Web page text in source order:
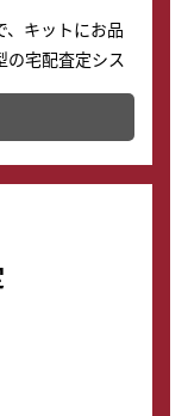
、キットにお品
の宅配査定シス
とが可能で